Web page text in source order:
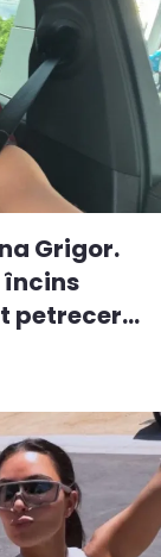
Grigor.
încins
petrecer...